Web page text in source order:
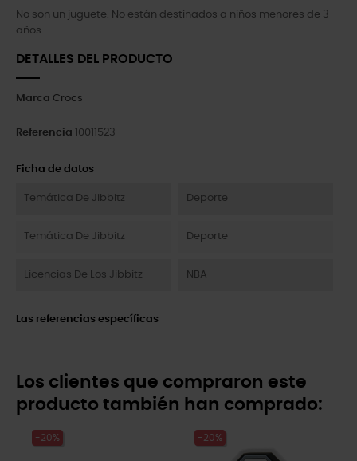
No son un juguete. No están destinados a niños menores de 3
años.
DETALLES DEL PRODUCTO
Marca Crocs
Referencia 10011523
Ficha de datos
Temática De Jibbitz Deporte
Temática De Jibbitz Deporte
Licencias De Los Jibbitz NBA
Las referencias específicas
Los clientes que compraron este
producto también han comprado:
-20% -20%